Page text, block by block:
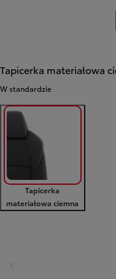
Tapicerka materiałowa
W standardzie
Tapicerka
materiałowa ciemna
Poprzedni